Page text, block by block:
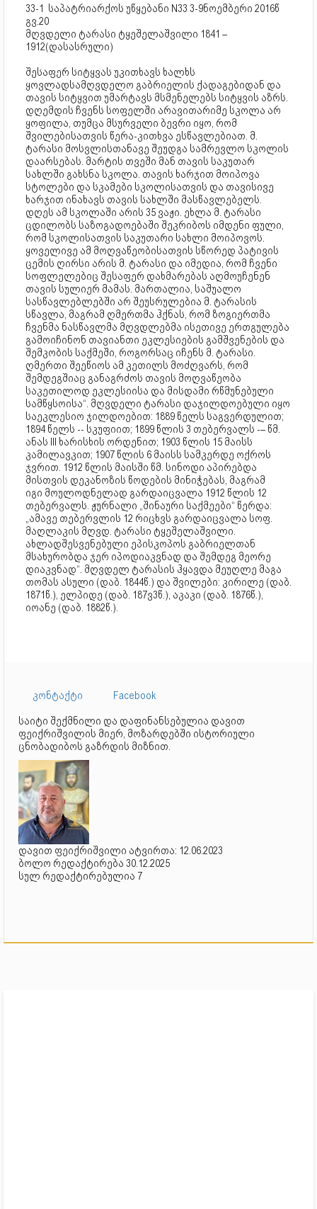
33-1 საპატრიარქოს უწყებანი N33 3-9ნოემბერი 2016წ
გვ.20
მღვდელი ტარასი ტყეშელაშვილი 1841 –
1912(დასასრული)
შესაფერ სიტყვას უკითხავს ხალხს
ყოვლადსამღვდელო გაბრიელის ქადაგებიდან და
თავის სიტყვით უმარტავს მსმენელებს სიტყვის აზრს.
დღემდის ჩვენს სოფელში არავითარიმე სკოლა არ
ყოფილა, თუმცა მსურველი ბევრი იყო, რომ
შვილებისათვის წერა-კითხვა ესწავლებიათ. მ.
ტარასი მოსვლისთანავე შეუდგა სამრევლო სკოლის
დაარსებას. მარტის თვეში მან თავის საკუთარ
სახლში გახსნა სკოლა. თავის ხარჯით მოიპოვა
სტოლები და სკამები სკოლისათვის და თავისივე
ხარჯით ინახავს თავის სახლში მასწავლებელს.
დღეს ამ სკოლაში არის 35 ვაჟი. ეხლა მ. ტარასი
ცდილობს საზოგადოებაში შეკრიბოს იმდენი ფული,
რომ სკოლისათვის საკუთარი სახლი მოიპოვოს.
ყოველივე ამ მოღვაწეობისათვის სწორედ პატივის
ცემის ღირსი არის მ. ტარასი და იმედია, რომ ჩვენი
სოფლელებიც შესაფერ დახმარებას აღმოუჩენენ
თავის სულიერ მამას. მართალია, საშუალო
სასწავლებლებში არ შეუსრულებია მ. ტარასის
სწავლა, მაგრამ ღმერთმა ჰქნას, რომ ზოგიერთმა
ჩვენმა ნასწავლმა მღვდლებმა ისეთივე ერთგულება
გამოიჩინონ თავიანთი ეკლესიების გამშვენების და
შემკობის საქმეში, როგორსაც იჩენს მ. ტარასი.
ღმერთი შეეწიოს ამ კეთილს მოძღვარს, რომ
შემდეგშიაც განაგრძოს თავის მოღვაწეობა
საკეთილოდ ეკლესიისა და მისდამი რწმუნებული
სამწყსოისა“. მღვდელი ტარასი დაჯილდოებული იყო
საეკლესიო ჯილდოებით: 1889 წელს საგვერდულით;
1894 წელს -- სკუფიით; 1899 წლის 3 თებერვალს -– წმ.
ანას III ხარისხის ორდენით; 1903 წლის 15 მაისს
კამილავკით; 1907 წლის 6 მაისს სამკერდე ოქროს
ჯვრით. 1912 წლის მაისში წმ. სინოდი აპირებდა
მისთვის დეკანოზის წოდების მინიჭებას, მაგრამ
იგი მოულოდნელად გარდაიცვალა 1912 წლის 12
თებერვალს. ჟურნალი „შინაური საქმეები“ წერდა:
„ამავე თებერვლის 12 რიცხვს გარდაიცვალა სოფ.
მაღლაკის მღვდ. ტარასი ტყეშელაშვილი.
ახლადშესვენებული ეპისკოპოს გაბრიელთან
მსახურობდა ჯერ იპოდიაკვნად და შემდეგ მეორე
დიაკვნად“. მღვდელ ტარასის ჰყავდა მეუღლე მაგა
თომას ასული (დაბ. 1844წ.) და შვილები: კირილე (დაბ.
1871წ.), ელპიდე (დაბ. 187ვ3წ.), აკაკი (დაბ. 1876წ.),
იოანე (დაბ. 1882წ.).
კონტაქტი
Facebook
საიტი შექმნილი და დაფინანსებულია დავით
ფეიქრიშვილის მიერ, მოზარდებში ისტორიული
ცნობადიბოს გაზრდის მიზნით.
დავით ფეიქრიშვილი ატვირთა: 12.06.2023
ბოლო რედაქტირება 30.12.2025
სულ რედაქტირებულია 7